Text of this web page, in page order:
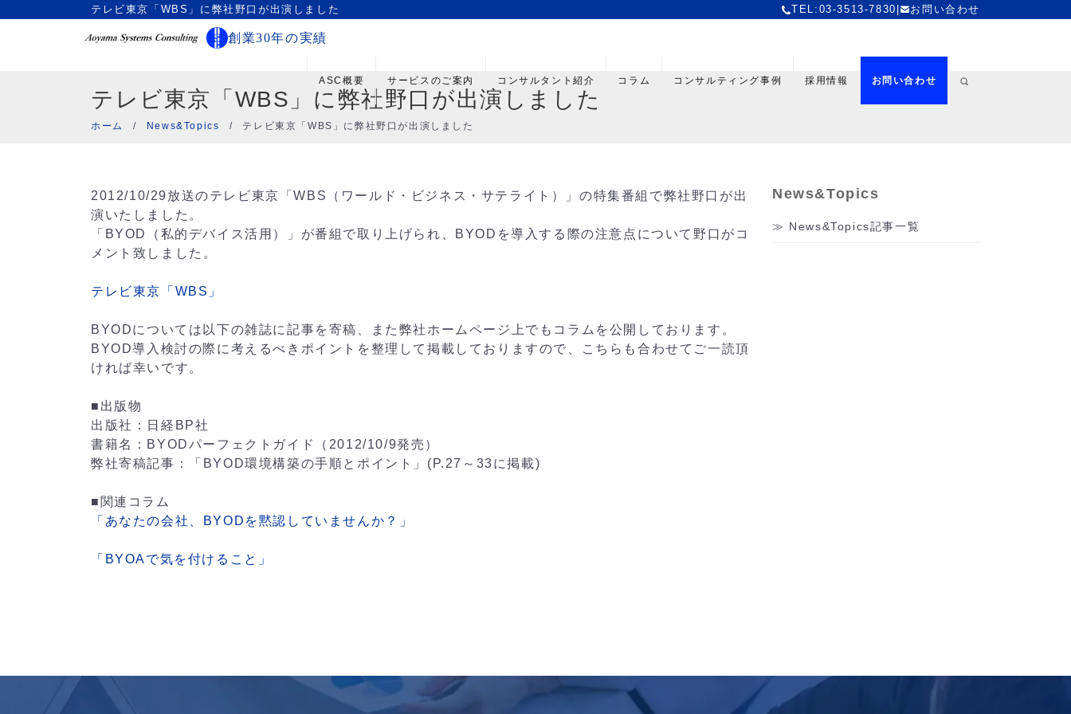
テレビ東京「WBS」に弊社野口が出演しました TEL:03-3513-7830 お問い合わせ
創業30年の実績
ASC概要 サービスのご案内 コンサルタント紹介 コラム コンサルティング事例 採用情報 お問い合わせ
テレビ東京「WBS」に弊社野口が出演しました
ホーム / News&Topics / テレビ東京「WBS」に弊社野口が出演しました
2012/10/29放送のテレビ東京「WBS（ワールド・ビジネス・サテライト）」の特集番組で弊社野口が出
演いたしました。
「BYOD（私的デバイス活用）」が番組で取り上げられ、BYODを導入する際の注意点について野口がコ
メント致しました。
テレビ東京「WBS」
BYODについては以下の雑誌に記事を寄稿、また弊社ホームページ上でもコラムを公開しております。
BYOD導入検討の際に考えるべきポイントを整理して掲載しておりますので、こちらも合わせてご一読頂
ければ幸いです。
■出版物
出版社：日経BP社
書籍名：BYODパーフェクトガイド（2012/10/9発売）
弊社寄稿記事：「BYOD環境構築の手順とポイント」(P.27～33に掲載)
■関連コラム
「あなたの会社、BYODを黙認していませんか？」
「BYOAで気を付けること」
News&Topics
News&Topics記事一覧